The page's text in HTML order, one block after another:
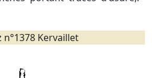
n°1378 Kervaillet